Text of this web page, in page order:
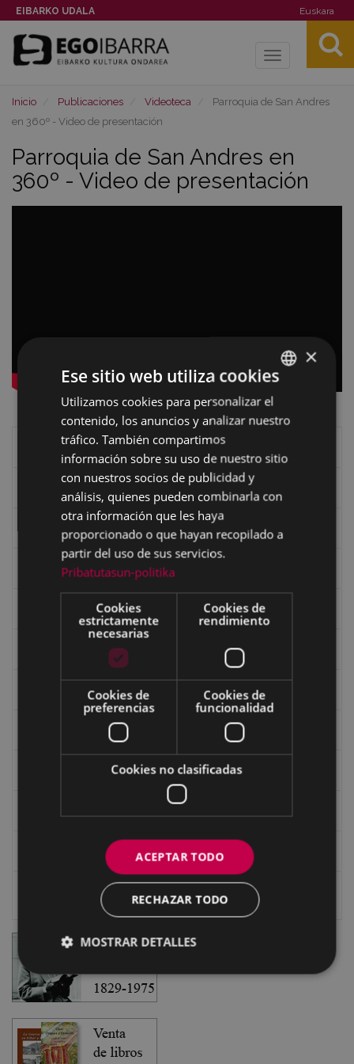
EIBARKO UDALA Euskara
Toggle
Inicio Publicaciones Videoteca
Parroquia de San Andres
en 360º - Video de presentación
Parroquia de San Andres en
360º - Video de presentación
Libros de Eibar
Goi Argi
Guía cultural
Revista "Gure Herria"
Documentos y artículos
BASQUE
SPANISH
×
Ese sitio web utiliza cookies
Utilizamos cookies para personalizar el
contenido, los anuncios y analizar nuestro
tráfico. También compartimos
información sobre su uso de nuestro sitio
con nuestros socios de publicidad y
análisis, quienes pueden combinarla con
otra información que les haya
proporcionado o que hayan recopilado a
partir del uso de sus servicios.
Pribatutasun-politika
Cookies
estrictamente
necesarias
Cookies de
rendimiento
Cookies de
preferencias
Cookies de
funcionalidad
Cookies no clasificadas
ACEPTAR TODO
RECHAZAR TODO
MOSTRAR DETALLES